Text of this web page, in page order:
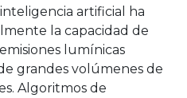
artificial ha
la capacidad de
lumínicas
grandes volúmenes de
Algoritmos de